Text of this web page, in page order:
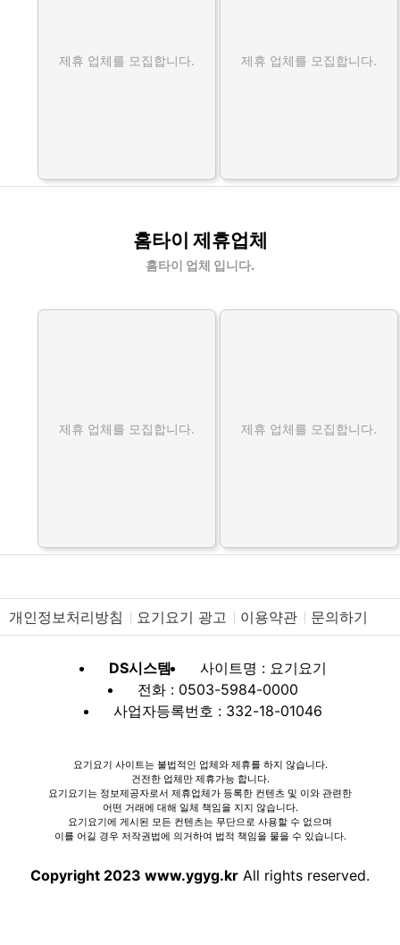
제휴 업체를 모집합니다. 제휴 업체를 모집합니다.
홈타이 제휴업체
홈타이 업체 입니다.
제휴 업체를 모집합니다. 제휴 업체를 모집합니다.
개인정보처리방침 요기요기 광고 이용약관 문의하기
DS시스템
사이트명 : 요기요기
전화 : 0503-5984-0000
사업자등록번호 : 332-18-01046
요기요기 사이트는 불법적인 업체와 제휴를 하지 않습니다.
건전한 업체만 제휴가능 합니다.
요기요기는 정보제공자로서 제휴업체가 등록한 컨텐츠 및 이와 관련한
어떤 거래에 대해 일체 책임을 지지 않습니다.
요기요기에 게시된 모든 컨텐츠는 무단으로 사용할 수 없으며
이를 어길 경우 저작권법에 의거하여 법적 책임을 물을 수 있습니다.
Copyright 2023 www.ygyg.kr All rights reserved.